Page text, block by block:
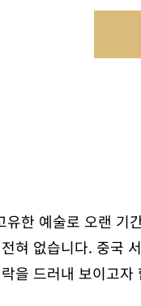
유한 예술로 오랜 기
혀 없습니다. 중국
을 드러내 보이고자